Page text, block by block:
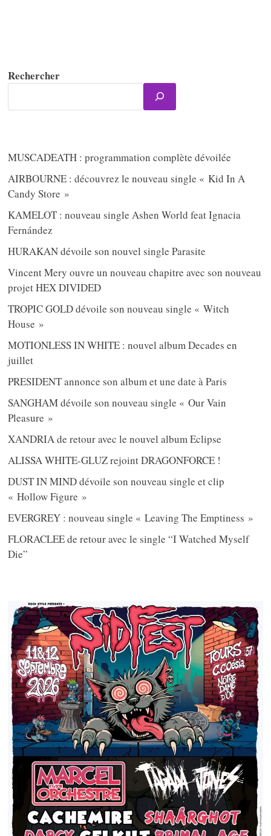
Rechercher
MUSCADEATH : programmation complète dévoilée
AIRBOURNE : découvrez le nouveau single « Kid In A
Candy Store »
KAMELOT : nouveau single Ashen World feat Ignacia
Fernández
HURAKAN dévoile son nouvel single Parasite
Vincent Mery ouvre un nouveau chapitre avec son nouveau
projet HEX DIVIDED
TROPIC GOLD dévoile son nouveau single « Witch
House »
MOTIONLESS IN WHITE : nouvel album Decades en
juillet
PRESIDENT annonce son album et une date à Paris
SANGHAM dévoile son nouveau single « Our Vain
Pleasure »
XANDRIA de retour avec le nouvel album Eclipse
ALISSA WHITE-GLUZ rejoint DRAGONFORCE !
DUST IN MIND dévoile son nouveau single et clip
« Hollow Figure »
EVERGREY : nouveau single « Leaving The Emptiness »
FLORACLEE de retour avec le single “I Watched Myself
Die”